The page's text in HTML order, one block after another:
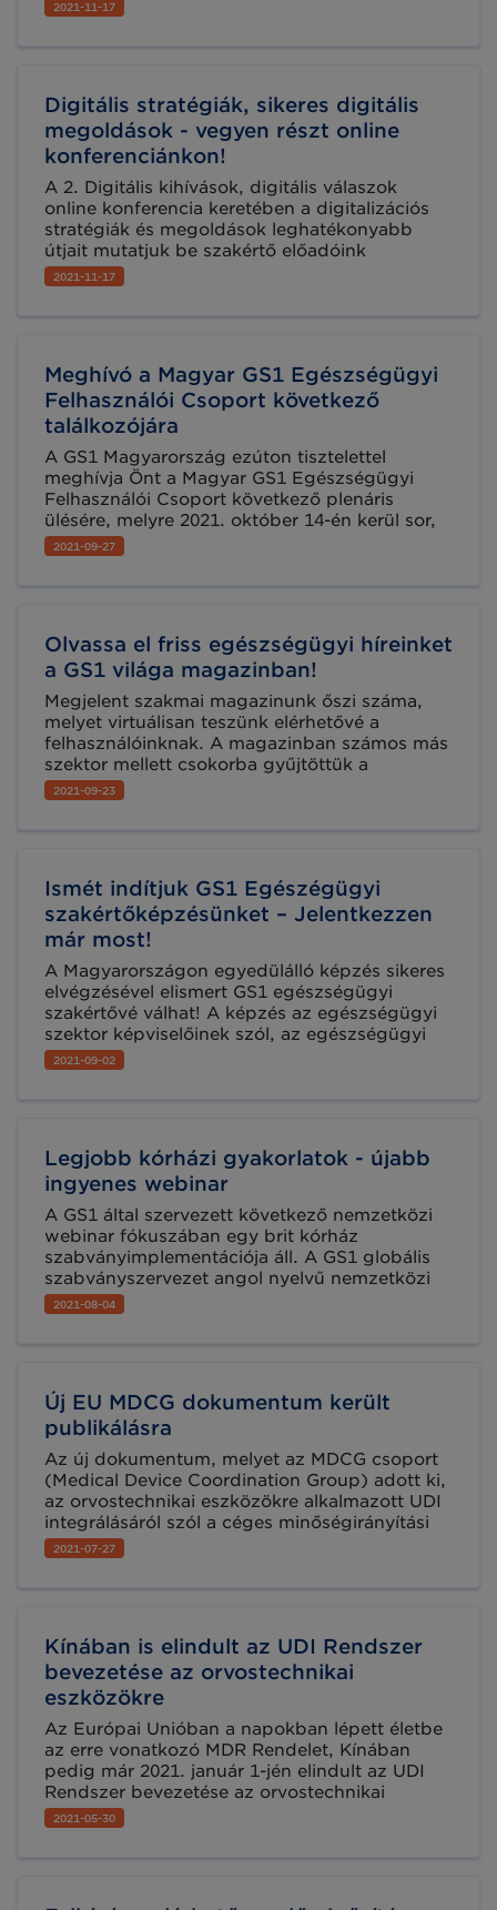
egészségügyben is.
2021-11-17
Digitális stratégiák, sikeres digitális
megoldások - vegyen részt online
konferenciánkon!
A 2. Digitális kihívások, digitális válaszok
online konferencia keretében a digitalizációs
stratégiák és megoldások leghatékonyabb
útjait mutatjuk be szakértő előadóink
segítségével több iparágban, köztük az
élelmiszeriparban és kereskedelemben, a
2021-11-17
Meghívó a Magyar GS1 Egészségügyi
Felhasználói Csoport következő
találkozójára
A GS1 Magyarország ezúton tisztelettel
meghívja Önt a Magyar GS1 Egészségügyi
Felhasználói Csoport következő plenáris
ülésére, melyre 2021. október 14-én kerül sor,
Microsoft Teams online platformon. Az
esemény során két fontos témakör kerül
2021-09-27
Olvassa el friss egészségügyi híreinket
a GS1 világa magazinban!
Megjelent szakmai magazinunk őszi száma,
melyet virtuálisan teszünk elérhetővé a
felhasználóinknak. A magazinban számos más
szektor mellett csokorba gyűjtöttük a
legfrissebb egészségügyi vonatkozású
híreinket is. Lapozzon bele a GS1 világába
2021-09-23
Ismét indítjuk GS1 Egészégügyi
szakértőképzésünket – Jelentkezzen
már most!
A Magyarországon egyedülálló képzés sikeres
elvégzésével elismert GS1 egészségügyi
szakértővé válhat! A képzés az egészségügyi
szektor képviselőinek szól, az egészségügyi
iparág bármely szegmensében tevékenykedő
szakemberek nemzetközi kitekintéssel és
átláthatóságot biztosító megoldásairól.
2021-09-02
Legjobb kórházi gyakorlatok - újabb
ingyenes webinar
A GS1 által szervezett következő nemzetközi
webinar fókuszában egy brit kórház
szabványimplementációja áll. A GS1 globális
szabványszervezet angol nyelvű nemzetközi
előadásai olyan kórházi gyakorlatokat
dolgoznak fel, amelyeknek a tapasztalataiból
2021-08-04
Új EU MDCG dokumentum került
publikálásra
Az új dokumentum, melyet az MDCG csoport
(Medical Device Coordination Group) adott ki,
az orvostechnikai eszközökre alkalmazott UDI
integrálásáról szól a céges minőségirányítási
rendszerekben.
2021-07-27
Kínában is elindult az UDI Rendszer
bevezetése az orvostechnikai
eszközökre
Az Európai Unióban a napokban lépett életbe
az erre vonatkozó MDR Rendelet, Kínában
pedig már 2021. január 1-jén elindult az UDI
Rendszer bevezetése az orvostechnikai
eszközök kapcsán. Cikkünkben
összegyűjtöttünk néhány fontos információt a
2021-05-30